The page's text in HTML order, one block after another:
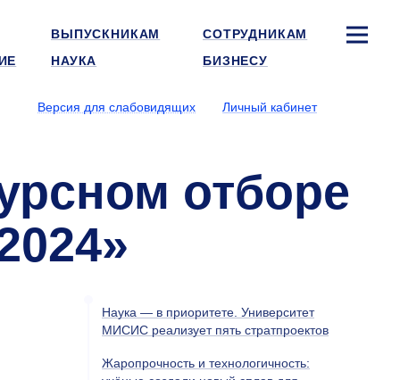
ВЫПУСКНИКАМ
СОТРУДНИКАМ
НАУКА БИЗНЕСУ
Версия для слабовидящих
Личный кабинет
отборе
Наука — в приоритете. Университет
МИСИС реализует пять стратпроектов
Жаропрочность и технологичность: